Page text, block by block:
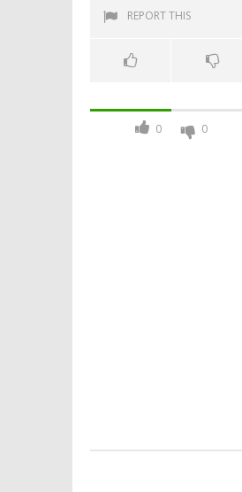
REPORT THIS
0 0